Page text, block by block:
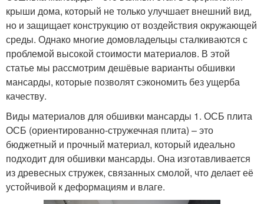
крыши дома, который не только улучшает внешний вид,
но и защищает конструкцию от воздействия окружающей
среды. Однако многие домовладельцы сталкиваются с
проблемой высокой стоимости материалов. В этой
статье мы рассмотрим дешёвые варианты обшивки
мансарды, которые позволят сэкономить без ущерба
качеству.
Виды материалов для обшивки мансарды 1. ОСБ плита
ОСБ (ориентированно-стружечная плита) – это
бюджетный и прочный материал, который идеально
подходит для обшивки мансарды. Она изготавливается
из древесных стружек, связанных смолой, что делает её
устойчивой к деформациям и влаге.